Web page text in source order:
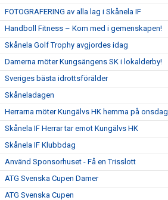
FOTOGRAFERING av alla lag i Skånela IF
Handboll Fitness – Kom med i gemenskapen!
Skånela Golf Trophy avgjordes idag
Damerna möter Kungsängens SK i lokalderby!
Sveriges bästa idrottsförälder
Skåneladagen
Herrarna möter Kungälvs HK hemma på onsdag
Skånela IF Herrar tar emot Kungälvs HK
Skånela IF Klubbdag
Använd Sponsorhuset - Få en Trisslott
ATG Svenska Cupen Damer
ATG Svenska Cupen